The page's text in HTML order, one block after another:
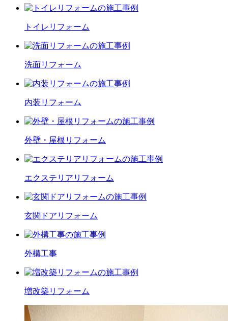
トイレ リフォーム
洗面リフォーム
内装 リフォーム
外壁・屋根 リフォーム
エクステリア リフォーム
玄関ドア リフォーム
外構工事
増改築リフォーム